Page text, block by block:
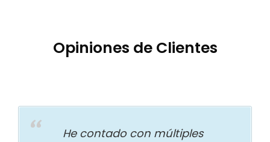
Opiniones de Clientes
He contado con múltiples